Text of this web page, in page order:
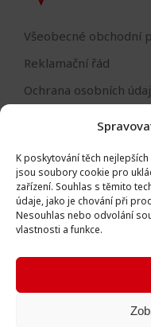
K poskytování těch
jsou soubory cookie pro
zařízení. Souhlas s těmito
údaje, jako je chování při
Nesouhlas nebo odvolání
vlastnosti a funkce.
Všeobecné obchodní
Reklamační řád
Ochrana osobních
Formulář -
Odstoupení od
Všechna práva